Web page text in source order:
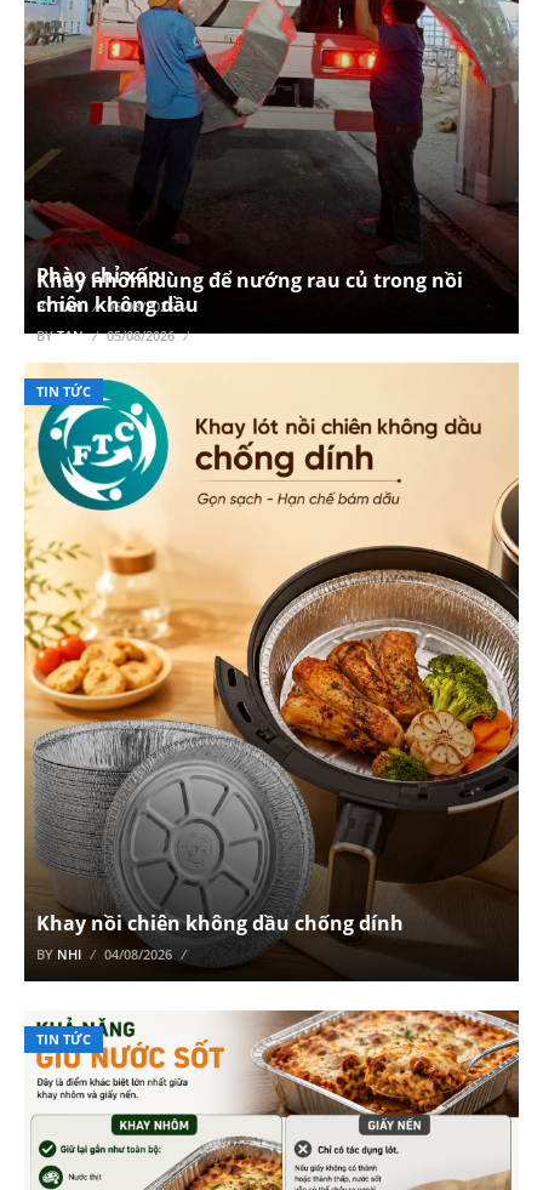
Phào chỉ xốp
BYTAN 06/08/2026
TIN TỨC
Khay nhôm dùng để nướng rau củ trong nồi
chiên không dầu
BYTAN 05/08/2026
TIN TỨC
Khay nồi chiên không dầu chống dính
BY NHI 04/08/2026
TIN TỨC